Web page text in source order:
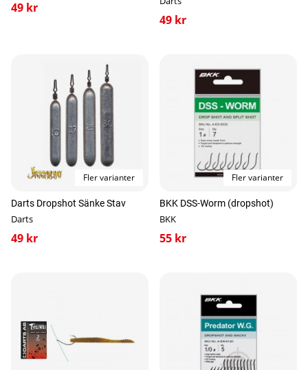
49 kr
49 kr
Fler varianter
Darts Dropshot Sänke Stav
Darts
49 kr
Fler varianter
BKK DSS-Worm (dropshot)
BKK
55 kr